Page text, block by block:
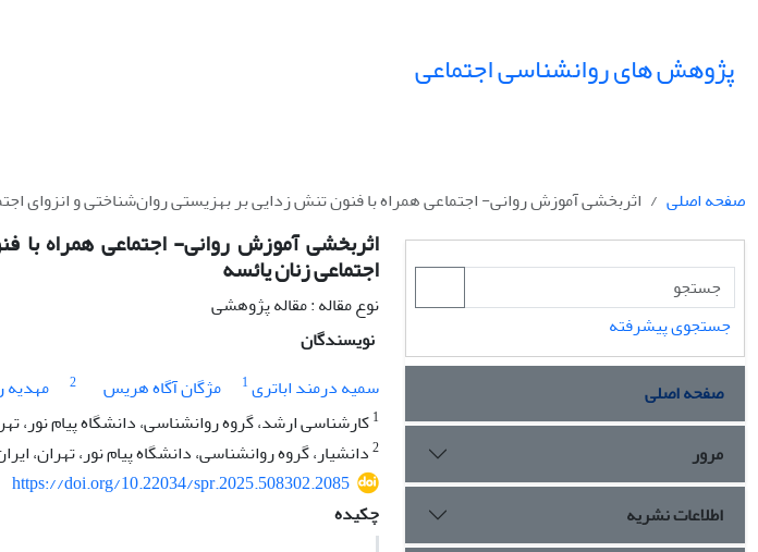
پژوهش های روانشناسی اجتماعی
صفحه اصلی اثربخشی آموزش روانی- اجتماعی همراه با فنون تنش زدایی بر بهزیستی روان‌شناختی و انزوای
اثربخشی آموزش روانی- اجتماعی همراه با
اجتماعی زنان یائسه
نوع مقاله : مقاله پژوهشی
نویسندگان
سمیه درمند اباتری1 مژگان آگاه هریس 2 مهدیه
1کارشناسی ارشد، گروه روانشناسی، دانشگاه پیام نور،
2دانشیار، گروه روانشناسی، دانشگاه پیام نور، تهران،
https://doi.org/10.22034/spr.2025.508302.2085
چکیده
جستجوی پیشرفته
صفحه اصلی
مرور
اطلاعات نشریه